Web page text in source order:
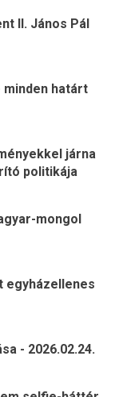
II. János Pál
határt
járna
politikája
mongol
egyházellenes
- 2026.02.24.